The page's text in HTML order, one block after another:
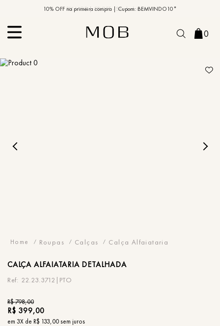
PIX MOB | 5%OFF - Seu look merece!
10% OFF na primeira compra | Cupom: BEMVINDO10*
0
Roupas Calças Calça Alfaiataria
CALÇA ALFAIATARIA DETALHADA
22.23.3712|PTO
R$798,00
R$ 399,00
em 3X de R$ 133,00sem juros